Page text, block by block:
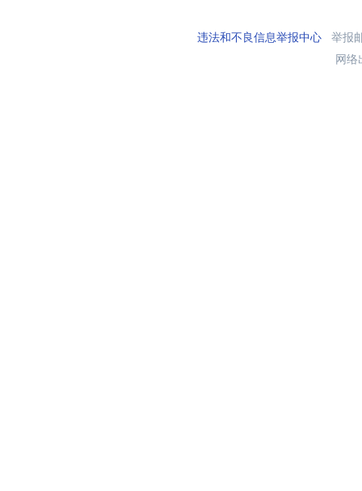
违法和不良信息举报中心举报
网